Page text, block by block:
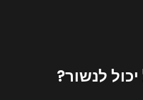
לנשור?